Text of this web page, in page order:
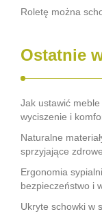
Roletę można
Ostatnie
Jak ustawić
wyciszenie i
Naturalne
sprzyjające
Ergonomia
bezpieczeństwo i
Ukryte schowki w